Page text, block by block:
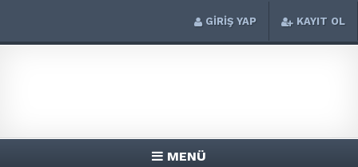
GİRİŞ YAP KAYIT OL
MENÜ